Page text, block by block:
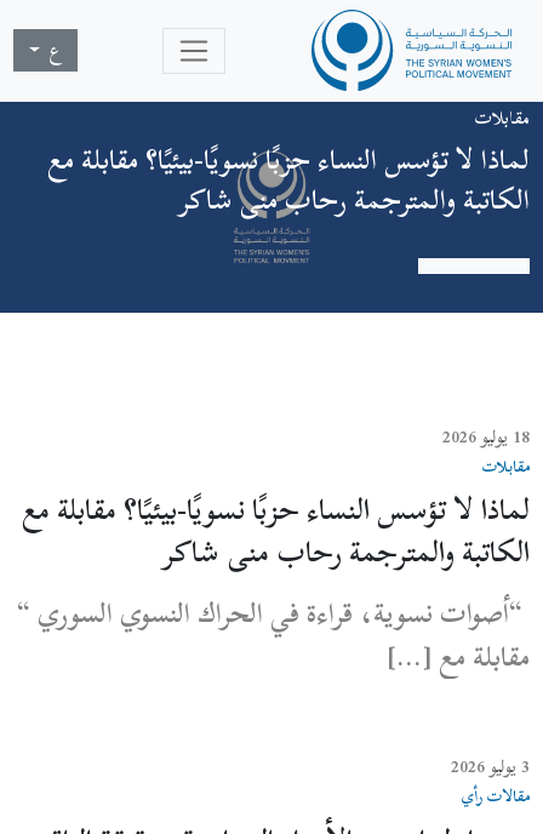
ع
مقابلات
لماذا لا تؤسس النساء حزبًا نسويًا-بيئيًا؟ مقابلة مع
الكاتبة والمترجمة رحاب منى شاكر
18 يوليو 2026
مقابلات
لماذا لا تؤسس النساء حزبًا نسويًا-بيئيًا؟ مقابلة مع
الكاتبة والمترجمة رحاب منى شاكر
“أصوات نسوية، قراءة في الحراك النسوي السوري “
مقابلة مع […]
مقالات رأي